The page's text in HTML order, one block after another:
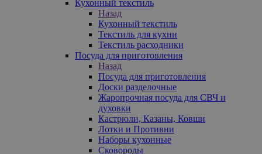
Кухонный текстиль
Назад
Кухонный текстиль
Текстиль для кухни
Текстиль расходники
Посуда для приготовления
Назад
Посуда для приготовления
Доски разделочные
Жаропрочная посуда для СВЧ и
духовки
Кастрюли, Казаны, Ковши
Лотки и Противни
Наборы кухонные
Сковороды